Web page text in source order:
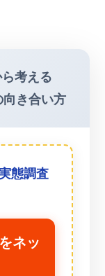
考える
向き合い方
態調査
ネッ